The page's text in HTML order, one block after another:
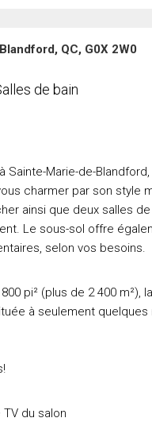
QC, G0X 2W0
de bain
Sainte-Marie-de-
charmer par son
ainsi que deux salles
Le sous-sol offre
selon vos besoins.
pi² (plus de 2 400
à seulement
du salon